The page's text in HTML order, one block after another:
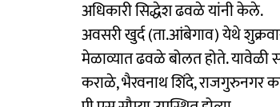
अधिकारी सिद्धेश ढवळे यांनी केले.
अवसरी खुर्द (ता.आंबेगाव) येथे
मेळाव्यात ढवळे बोलत होते. यावेळी
कराळे, भैरवनाथ शिंदे, राजगुरुनगर